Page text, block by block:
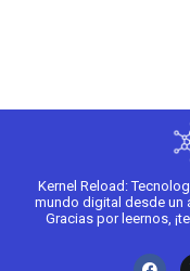
Kernel Reload:
mundo digital desde un
Gracias por leernos,